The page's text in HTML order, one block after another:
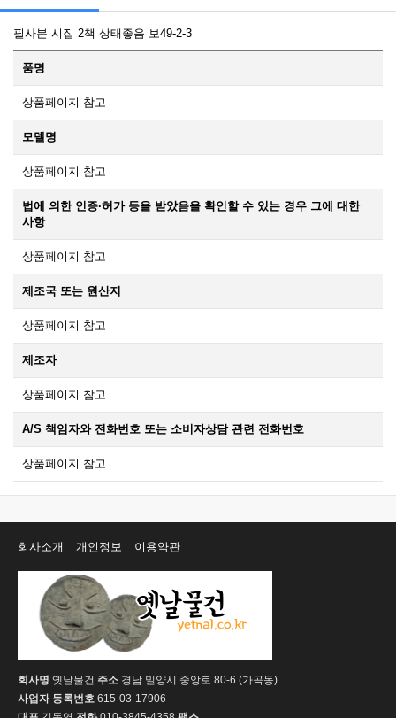
필사본 시집 2책 상태좋음 보49-2-3
품명
상품페이지 참고
모델명
상품페이지 참고
법에 의한 인증·허가 등을 받았음을 확인할 수 있는 경우 그에 대한
사항
상품페이지 참고
제조국 또는 원산지
상품페이지 참고
제조자
상품페이지 참고
A/S 책임자와 전화번호 또는 소비자상담 관련 전화번호
상품페이지 참고
회사소개 개인정보 이용약관
회사명 옛날물건 주소 경남 밀양시 중앙로 80-6 (가곡동)
사업자 등록번호 615-03-17906